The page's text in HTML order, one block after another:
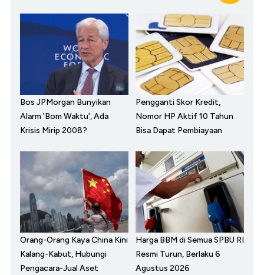
Bos JPMorgan Bunyikan
Alarm 'Bom Waktu', Ada
Krisis Mirip 2008?
Pengganti Skor Kredit,
Nomor HP Aktif 10 Tahun
Bisa Dapat Pembiayaan
Orang-Orang Kaya China Kini
Kalang-Kabut, Hubungi
Pengacara-Jual Aset
Harga BBM di Semua SPBU RI
Resmi Turun, Berlaku 6
Agustus 2026